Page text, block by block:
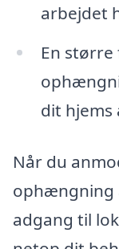
arbejdet
En
dit
Når du
ophængning
adgang til